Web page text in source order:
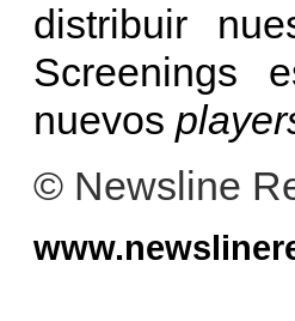
distribuir
Screenings
nuevos
© Newsline